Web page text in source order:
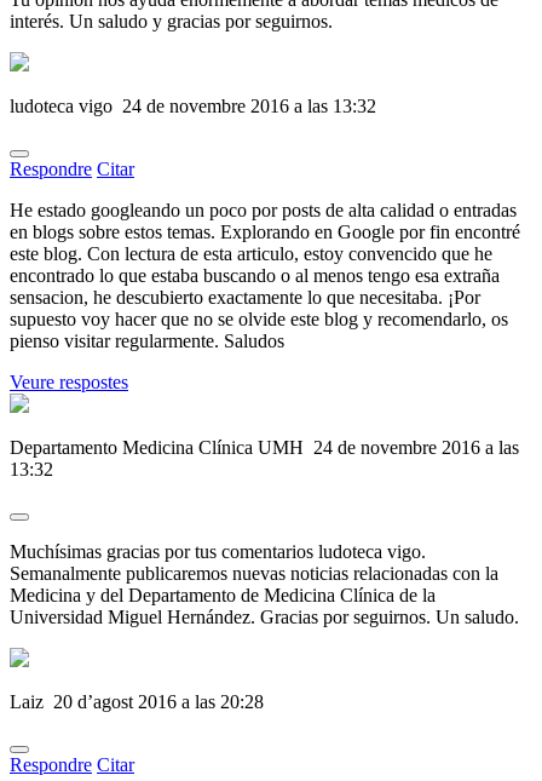
interés. Un saludo y gracias por seguirnos.
ludoteca vigo 24 de novembre 2016 a las 13:32
Respondre Citar
He estado googleando un poco por posts de alta calidad o entradas
en blogs sobre estos temas. Explorando en Google por fin encontré
este blog. Con lectura de esta articulo, estoy convencido que he
encontrado lo que estaba buscando o al menos tengo esa extraña
sensacion, he descubierto exactamente lo que necesitaba. ¡Por
supuesto voy hacer que no se olvide este blog y recomendarlo, os
pienso visitar regularmente. Saludos
Veure respostes
Departamento Medicina Clínica UMH 24 de novembre 2016 a las
13:32
Muchísimas gracias por tus comentarios ludoteca vigo.
Semanalmente publicaremos nuevas noticias relacionadas con la
Medicina y del Departamento de Medicina Clínica de la
Universidad Miguel Hernández. Gracias por seguirnos. Un saludo.
Laiz 20 d’agost 2016 a las 20:28
Respondre Citar